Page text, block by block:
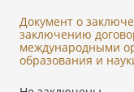
Документ о
заключению
международными
образования и